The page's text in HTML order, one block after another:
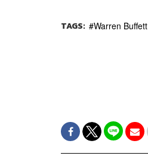
TAGS: Warren Buffett